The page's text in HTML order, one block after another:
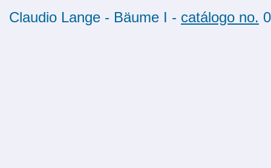
Claudio Lange - Bäume I - catálogo no.